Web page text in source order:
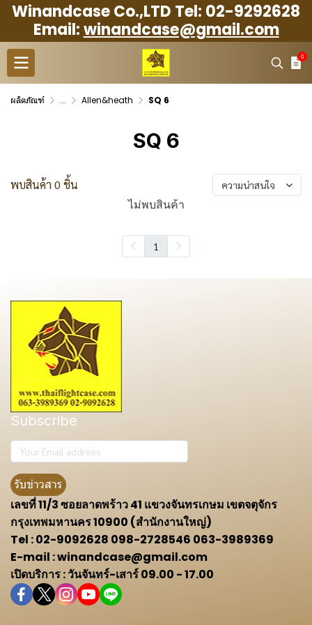
Winandcase Co.,LTD Tel: 02-9292628
Email:winandcase@gmail.com
0
ผลิตภัณฑ์ ... Allen&heath SQ 6
SQ 6
พบสินค้า 0 ชิ้น ความน่าสนใจ
ไม่พบสินค้า
1
Subscribe
รับข่าวสาร
เลขที่ 11/3 ซอยลาดพร้าว 41 แขวงจันทรเกษม เขตจตุจักร
กรุงเทพมหานคร 10900 (สำนักงานใหญ่)
Tel : 02-9092628 098-2728546 063-3989369
E-mail : winandcase@gmail.com
เปิดบริการ : วันจันทร์-เสาร์ 09.00 - 17.00